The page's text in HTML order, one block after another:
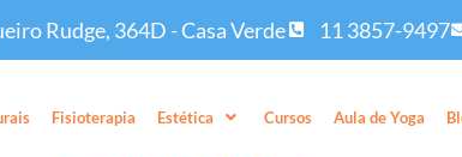
Rudge, 364D - Casa Verde 11 3857-9497
Fisioterapia Estética Cursos Aula de Yoga